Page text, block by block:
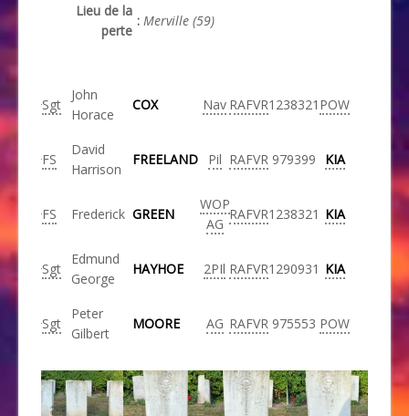
Lieu de la
perte
: Merville (59)
Sgt
John
Horace
COX Nav RAFVR1238321 POW
FS
David
Harrison
FREELAND Pil RAFVR 979399 KIA
FS Frederick GREEN
WOP
AG
RAFVR1238321 KIA
Sgt
Edmund
George
HAYHOE 2PIl RAFVR1290931 KIA
Sgt
Peter
Gilbert
MOORE AG RAFVR 975553 POW